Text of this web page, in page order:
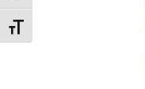
Toggle Font size